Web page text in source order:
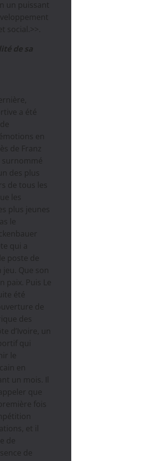
un puissant
social.>>.
de sa
a été
en
de Franz
surnommé
des plus
de tous les
les
plus jeunes
le
qui a
poste de
jeu. Que son
paix. Puis Le
été
de
des
d’Ivoire, un
qui
le
en
un mois. Il
que
fois
et il
de
de